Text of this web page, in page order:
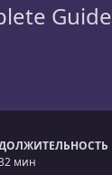
Guide
мин